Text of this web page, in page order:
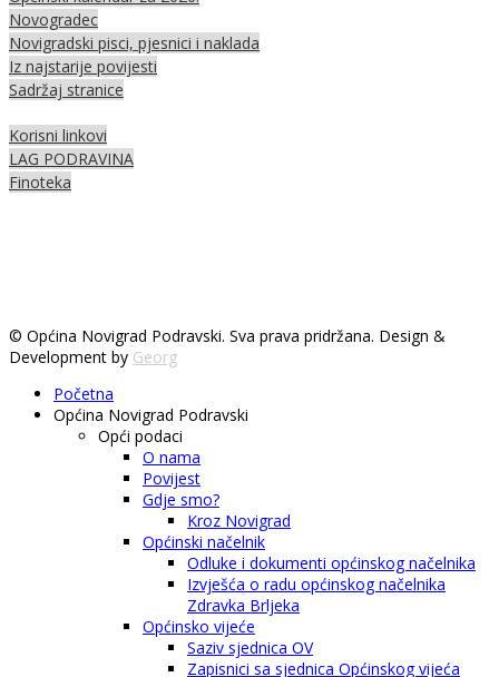
Novogradec
Novigradski pisci, pjesnici i naklada
Iz najstarije povijesti
Sadržaj stranice
Korisni linkovi
LAG PODRAVINA
Finoteka
© Općina Novigrad Podravski. Sva prava pridržana. Design &
Development by Georg
Početna
Općina Novigrad Podravski
Opći podaci
O nama
Povijest
Gdje smo?
Kroz Novigrad
Općinski načelnik
Odluke i dokumenti općinskog načelnika
Izvješća o radu općinskog načelnika
Zdravka Brljeka
Općinsko vijeće
Saziv sjednica OV
Zapisnici sa sjednica Općinskog vijeća